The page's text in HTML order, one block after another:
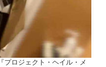
プロジェクト・ヘイル・メ